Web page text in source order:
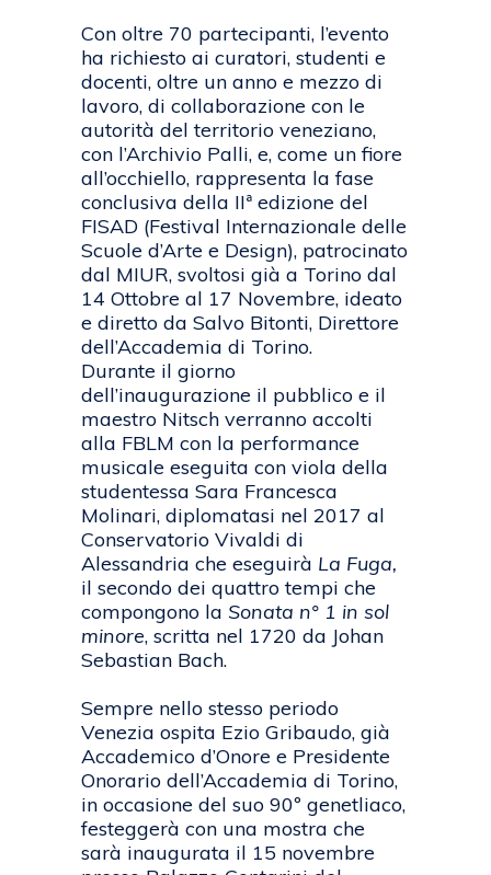
Con oltre 70 partecipanti, l’evento
ha richiesto ai curatori, studenti e
docenti, oltre un anno e mezzo di
lavoro, di collaborazione con le
autorità del territorio veneziano,
con l’Archivio Palli, e, come un fiore
all’occhiello, rappresenta la fase
conclusiva della IIª edizione del
FISAD (Festival Internazionale delle
Scuole d’Arte e Design), patrocinato
dal MIUR, svoltosi già a Torino dal
14 Ottobre al 17 Novembre, ideato
e diretto da Salvo Bitonti, Direttore
dell’Accademia di Torino.
Durante il giorno
dell’inaugurazione il pubblico e il
maestro Nitsch verranno accolti
alla FBLM con la performance
musicale eseguita con viola della
studentessa Sara Francesca
Molinari, diplomatasi nel 2017 al
Conservatorio Vivaldi di
Alessandria che eseguirà La Fuga,
il secondo dei quattro tempi che
compongono la Sonata n° 1 in sol
minore, scritta nel 1720 da Johan
Sebastian Bach.
Sempre nello stesso periodo
Venezia ospita Ezio Gribaudo, già
Accademico d’Onore e Presidente
Onorario dell’Accademia di Torino,
in occasione del suo 90º genetliaco,
festeggerà con una mostra che
sarà inaugurata il 15 novembre